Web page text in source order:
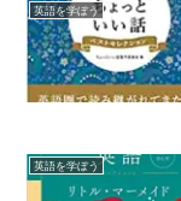
英語を学ぼう
英語を学ぼう